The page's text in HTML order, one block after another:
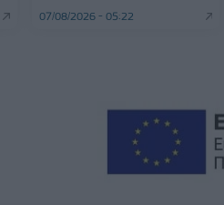
07/08/2026 - 05:22